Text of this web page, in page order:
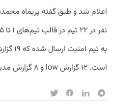
به تیم
است. ۱۲ گزارش low و ۸ گزارش مدیوم بوده است.